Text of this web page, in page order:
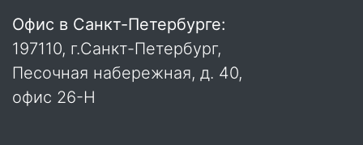
Офис в Санкт-Петербурге:
197110, г.Санкт-Петербург,
Песочная набережная, д. 40,
офис 26-Н